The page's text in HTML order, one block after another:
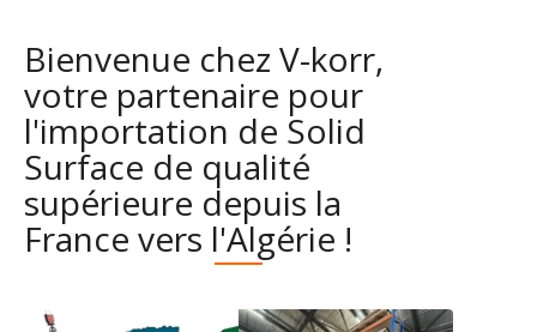
Bienvenue chez V-korr,
votre partenaire pour
l'importation de Solid
Surface de qualité
supérieure depuis la
France vers l'Algérie !